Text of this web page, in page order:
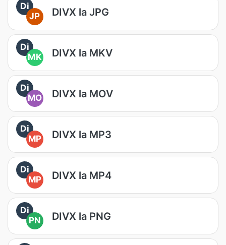
Di
JP
DIVX la JPG
Di
MK
DIVX la MKV
Di
MO
DIVX la MOV
Di
MP
DIVX la MP3
Di
MP
DIVX la MP4
Di
PN
DIVX la PNG